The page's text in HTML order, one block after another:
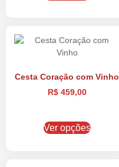
Cesta Coração com Vinho
R$459,00
Ver opções